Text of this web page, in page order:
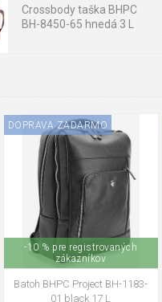
Crossbody taška BHPC
BH-8450-65 hnedá 3 L
DOPRAVA ZADARMO
-10 % pre registrovaných
zákazníkov
Batoh BHPC Project BH-1183-
01 black 17 L